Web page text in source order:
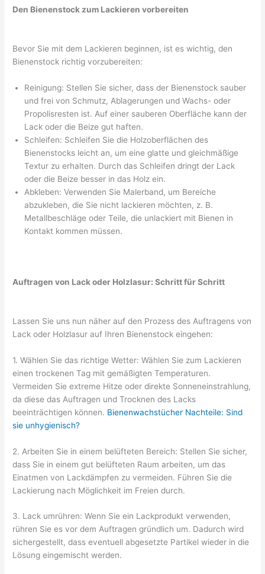
Den Bienenstock zum Lackieren vorbereiten
Bevor Sie mit dem Lackieren beginnen, ist es wichtig, den
Bienenstock richtig vorzubereiten:
Reinigung: Stellen Sie sicher, dass der Bienenstock sauber
und frei von Schmutz, Ablagerungen und Wachs- oder
Propolisresten ist. Auf einer sauberen Oberfläche kann der
Lack oder die Beize gut haften.
Schleifen: Schleifen Sie die Holzoberflächen des
Bienenstocks leicht an, um eine glatte und gleichmäßige
Textur zu erhalten. Durch das Schleifen dringt der Lack
oder die Beize besser in das Holz ein.
Abkleben: Verwenden Sie Malerband, um Bereiche
abzukleben, die Sie nicht lackieren möchten, z. B.
Metallbeschläge oder Teile, die unlackiert mit Bienen in
Kontakt kommen müssen.
Auftragen von Lack oder Holzlasur: Schritt für Schritt
Lassen Sie uns nun näher auf den Prozess des Auftragens von
Lack oder Holzlasur auf Ihren Bienenstock eingehen:
1. Wählen Sie das richtige Wetter: Wählen Sie zum Lackieren
einen trockenen Tag mit gemäßigten Temperaturen.
Vermeiden Sie extreme Hitze oder direkte Sonneneinstrahlung,
da diese das Auftragen und Trocknen des Lacks
beeinträchtigen können. Bienenwachstücher Nachteile: Sind
sie unhygienisch?
2. Arbeiten Sie in einem belüfteten Bereich: Stellen Sie sicher,
dass Sie in einem gut belüfteten Raum arbeiten, um das
Einatmen von Lackdämpfen zu vermeiden. Führen Sie die
Lackierung nach Möglichkeit im Freien durch.
3. Lack umrühren: Wenn Sie ein Lackprodukt verwenden,
rühren Sie es vor dem Auftragen gründlich um. Dadurch wird
sichergestellt, dass eventuell abgesetzte Partikel wieder in die
Lösung eingemischt werden.